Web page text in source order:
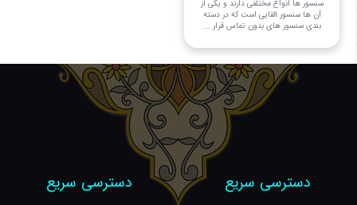
سنسور ها انواع مختلفی دارند و یکی از
آن ها سنسور القایی است که در دسته
بندی سنسور های بدون تماس قرار ...
دسترسی سریع دسترسی سریع